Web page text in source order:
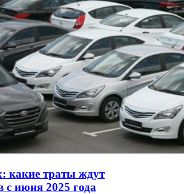
какие траты ждут
с июня 2025 года